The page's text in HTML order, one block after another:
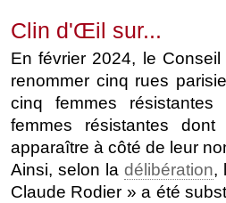
Clin d'Œil sur...
En février 2024, le
renommer cinq rues
cinq femmes résistantes
femmes résistantes
apparaître à côté de leur
Ainsi, selon ladélibération,
Claude Rodier » a été